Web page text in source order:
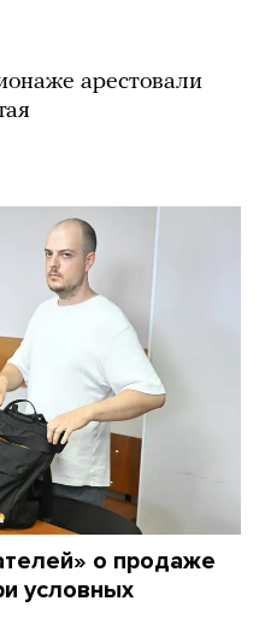
арестовали
о продаже
условных